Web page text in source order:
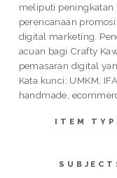
meliputi peningkatan
perencanaan
digital marketing.
acuan bagi Crafty
pemasaran digital
Kata kunci: UMKM,
handmade,
ITEM